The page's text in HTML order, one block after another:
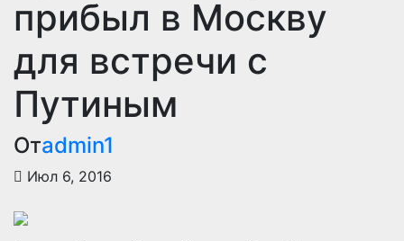
прибыл в Москву
для встречи с
Путиным
Отadmin1
Июл 6, 2016